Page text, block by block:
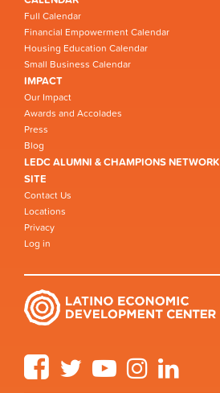
Full Calendar
Financial Empowerment Calendar
Housing Education Calendar
Small Business Calendar
IMPACT
Our Impact
Awards and Accolades
Press
Blog
LEDC ALUMNI & CHAMPIONS NETWORK
SITE
Contact Us
Locations
Privacy
Log in
FacebookTwitter YouTube Instagram